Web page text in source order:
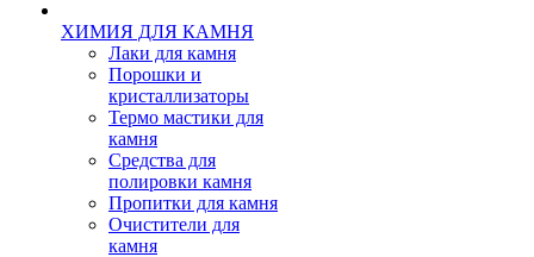
ХИМИЯ ДЛЯ КАМНЯ
Лаки для камня
Порошки и
кристаллизаторы
Термо мастики для
камня
Средства для
полировки камня
Пропитки для камня
Очистители для
камня